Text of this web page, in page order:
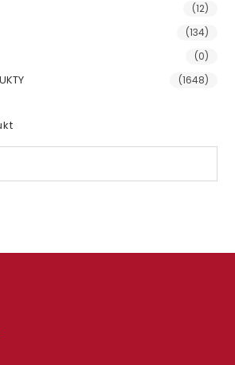
(12)
(134)
(0)
(1648)